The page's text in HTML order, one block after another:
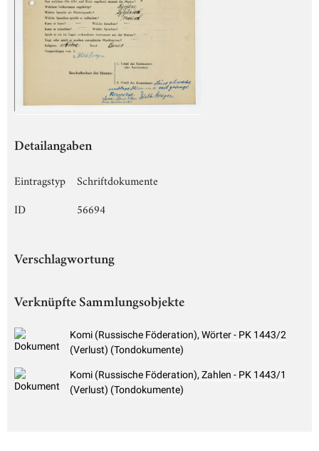
Detailangaben
Eintragstyp
Schriftdokumente
ID
56694
Verschlagwortung
Verknüpfte Sammlungsobjekte
Komi (Russische Föderation), Wörter - PK 1443/2
(Verlust) (Tondokumente)
Komi (Russische Föderation), Zahlen - PK 1443/1
(Verlust) (Tondokumente)